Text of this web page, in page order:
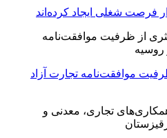
موافقت‌نامه تجارت آزاد